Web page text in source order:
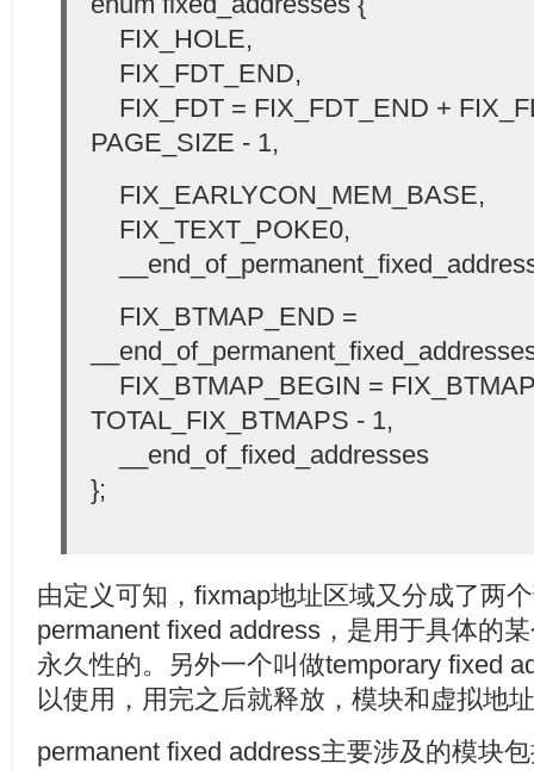
FIX_HOLE,
FIX_FDT_END,
FIX_FDT = FIX_FDT_END +
PAGE_SIZE - 1,
FIX_EARLYCON_MEM_BASE,
FIX_TEXT_POKE0,
FIX_BTMAP_END =
FIX_BTMAP_BEGIN =
TOTAL_FIX_BTMAPS - 1,
__end_of_fixed_addresses
};
由定义可知，fixmap地址区域又分成了两
permanent fixed address，是用于具体的
永久性的。另外一个叫做temporary fixed
以使用，用完之后就释放，模块和虚拟地
permanent fixed address主要涉及的模块